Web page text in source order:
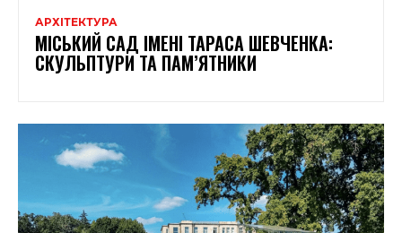
АРХІТЕКТУРА
МІСЬКИЙ САД ІМЕНІ ТАРАСА ШЕВЧЕНКА:
СКУЛЬПТУРИ ТА ПАМ’ЯТНИКИ